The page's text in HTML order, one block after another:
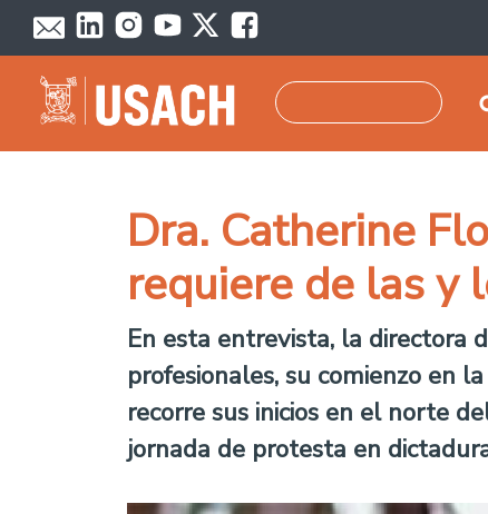
Pasar al contenido principal
Dra. Catherine
requiere de las y
En esta entrevista, la directora
profesionales, su comienzo en
recorre sus inicios en el norte
jornada de protesta en